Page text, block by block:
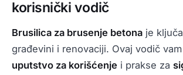
korisnički vodič
Brusilica za brusenje betona je
građevini i renovaciji. Ovaj vodič
uputstvo za korišćenje i prakse za